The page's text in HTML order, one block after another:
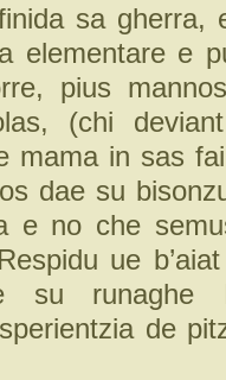
sa gherra,
elementare e
pius
(chi
mama in sas
dae su
e no che
ue
su runaghe
de